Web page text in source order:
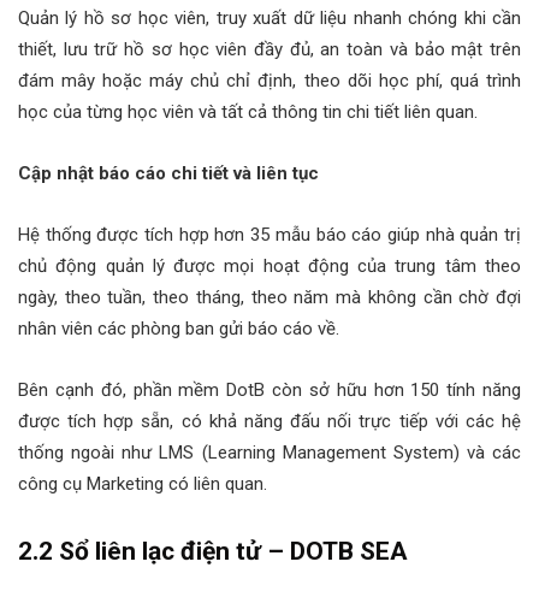
Quản lý hồ sơ học viên, truy xuất dữ liệu nhanh chóng khi cần
thiết, lưu trữ hồ sơ học viên đầy đủ, an toàn và bảo mật trên
đám mây hoặc máy chủ chỉ định, theo dõi học phí, quá trình
học của từng học viên và tất cả thông tin chi tiết liên quan.
Cập nhật báo cáo chi tiết và liên tục
Hệ thống được tích hợp hơn 35 mẫu báo cáo giúp nhà quản trị
chủ động quản lý được mọi hoạt động của trung tâm theo
ngày, theo tuần, theo tháng, theo năm mà không cần chờ đợi
nhân viên các phòng ban gửi báo cáo về.
Bên cạnh đó, phần mềm DotB còn sở hữu hơn 150 tính năng
được tích hợp sẵn, có khả năng đấu nối trực tiếp với các hệ
thống ngoài như LMS (Learning Management System) và các
công cụ Marketing có liên quan.
2.2 Sổ liên lạc điện tử – DOTB SEA